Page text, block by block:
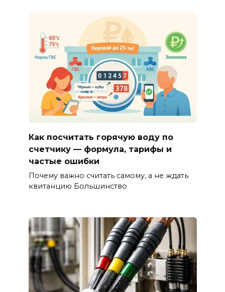
Как посчитать горячую воду по
счетчику — формула, тарифы и
частые ошибки
Почему важно считать самому, а не ждать
квитанцию Большинство